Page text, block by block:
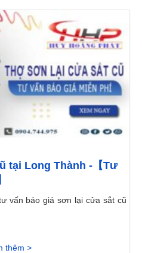
tại Long Thành -【Tư
vấn báo giá sơn lại cửa sắt cũ
thêm >